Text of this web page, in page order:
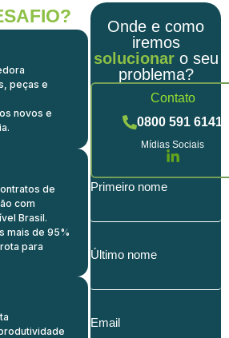
peças e
novos e
de
com
Brasil.
mais de 95%
para
Onde e como
iremos
solucionaro seu
problema?
Contato
0800 591 6141
Mídias Sociais
Primeiro nome
Último nome
Email